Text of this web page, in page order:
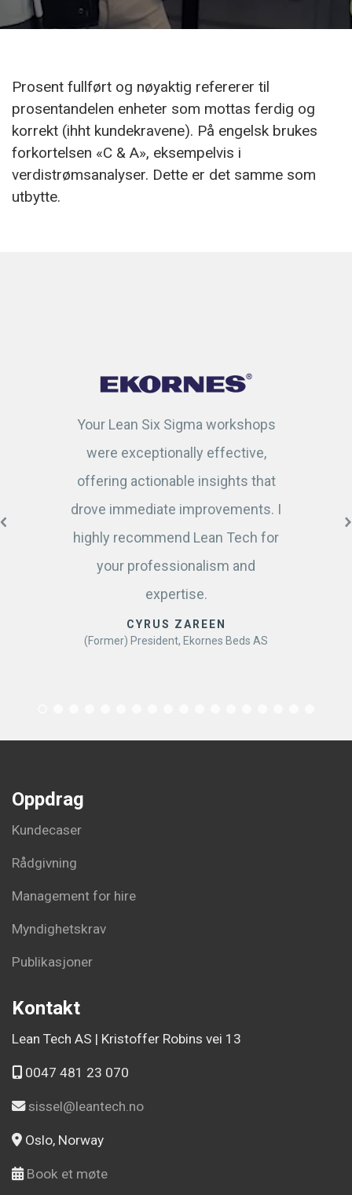
Prosent fullført og nøyaktig refererer til
prosentandelen enheter som mottas ferdig og
korrekt (ihht kundekravene). På engelsk brukes
forkortelsen «C & A», eksempelvis i
verdistrømsanalyser. Dette er det samme som
utbytte.
Your Lean Six Sigma workshops
were exceptionally effective,
offering actionable insights that
drove immediate improvements. I
highly recommend Lean Tech for
your professionalism and
expertise.
CYRUS ZAREEN
(Former) President, Ekornes Beds AS
Oppdrag
Kundecaser
Rådgivning
Management for hire
Myndighetskrav
Publikasjoner
Kontakt
Lean Tech AS | Kristoffer Robins vei 13
0047 481 23 070
sissel@leantech.no
Oslo, Norway
Book et møte